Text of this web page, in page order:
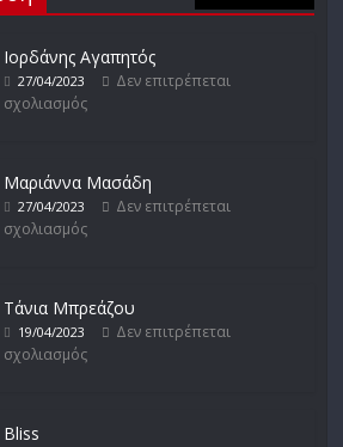
Μικρές Περιπλανήσεις
Ιορδάνης Αγαπητός
27/04/2023
Δεν επιτρέπεται
σχολιασμός
Μαριάννα Μασάδη
27/04/2023
Δεν επιτρέπεται
σχολιασμός
Τάνια Μπρεάζου
19/04/2023
Δεν επιτρέπεται
σχολιασμός
Bliss